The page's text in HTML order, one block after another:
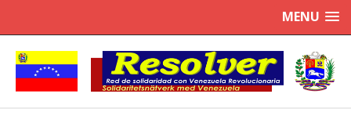
MENU